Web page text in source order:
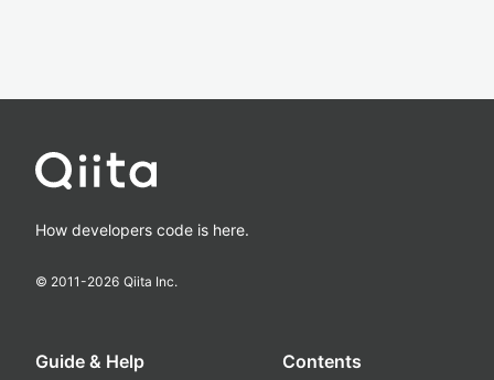
How developers code is here.
© 2011-2026 Qiita Inc.
Guide & Help Contents